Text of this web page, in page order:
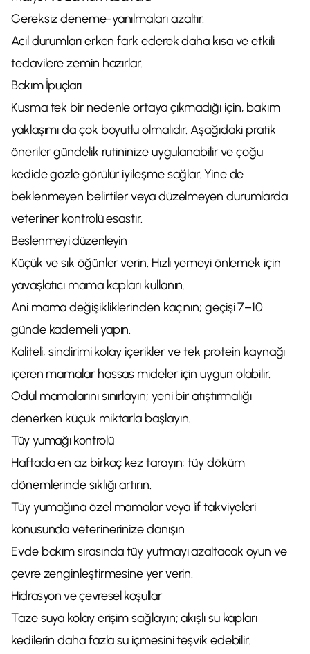
Gereksiz deneme-yanılmaları azaltır.
Acil durumları erken fark ederek daha kısa ve etkili
tedavilere zemin hazırlar.
Bakım İpuçları
Kusma tek bir nedenle ortaya çıkmadığı için, bakım
yaklaşımı da çok boyutlu olmalıdır. Aşağıdaki pratik
öneriler gündelik rutininize uygulanabilir ve çoğu
kedide gözle görülür iyileşme sağlar. Yine de
beklenmeyen belirtiler veya düzelmeyen durumlarda
veteriner kontrolü esastır.
Beslenmeyi düzenleyin
Küçük ve sık öğünler verin. Hızlı yemeyi önlemek için
yavaşlatıcı mama kapları kullanın.
Ani mama değişikliklerinden kaçının; geçişi 7–10
günde kademeli yapın.
Kaliteli, sindirimi kolay içerikler ve tek protein kaynağı
içeren mamalar hassas mideler için uygun olabilir.
Ödül mamalarını sınırlayın; yeni bir atıştırmalığı
denerken küçük miktarla başlayın.
Tüy yumağı kontrolü
Haftada en az birkaç kez tarayın; tüy döküm
dönemlerinde sıklığı artırın.
Tüy yumağına özel mamalar veya lif takviyeleri
konusunda veterinerinize danışın.
Evde bakım sırasında tüy yutmayı azaltacak oyun ve
çevre zenginleştirmesine yer verin.
Hidrasyon ve çevresel koşullar
Taze suya kolay erişim sağlayın; akışlı su kapları
kedilerin daha fazla su içmesini teşvik edebilir.